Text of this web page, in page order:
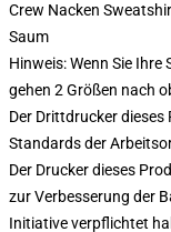
Crew Nacken
Saum
Hinweis: Wenn Sie
gehen 2 Größen nach
Der Drittdrucker
Standards der
Der Drucker dieses
zur Verbesserung der
Initiative verpflichtet